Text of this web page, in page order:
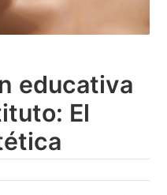
educativa
El